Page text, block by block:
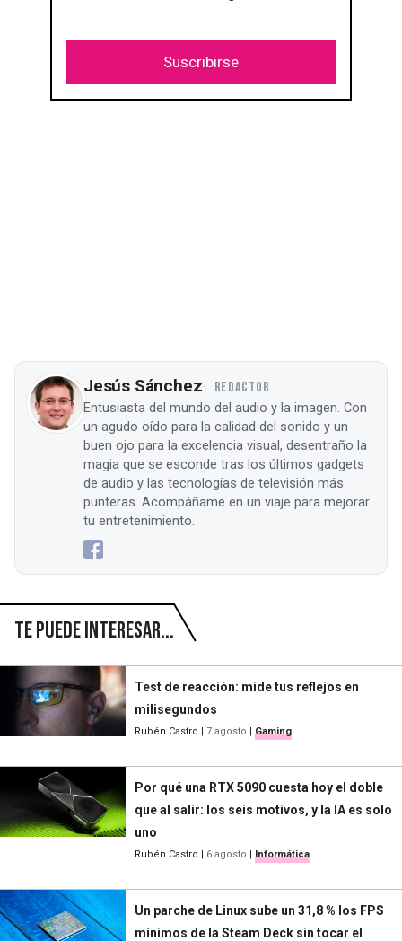
Suscribirse
Jesús Sánchez REDACTOR
Entusiasta del mundo del audio y la imagen. Con
un agudo oído para la calidad del sonido y un
buen ojo para la excelencia visual, desentraño la
magia que se esconde tras los últimos gadgets
de audio y las tecnologías de televisión más
punteras. Acompáñame en un viaje para mejorar
tu entretenimiento.
Te puede interesar...
Test de reacción: mide tus reflejos en
milisegundos
Rubén Castro | 7 agosto | Gaming
Por qué una RTX 5090 cuesta hoy el doble
que al salir: los seis motivos, y la IA es solo
uno
Rubén Castro | 6 agosto | Informática
Un parche de Linux sube un 31,8 % los FPS
mínimos de la Steam Deck sin tocar el